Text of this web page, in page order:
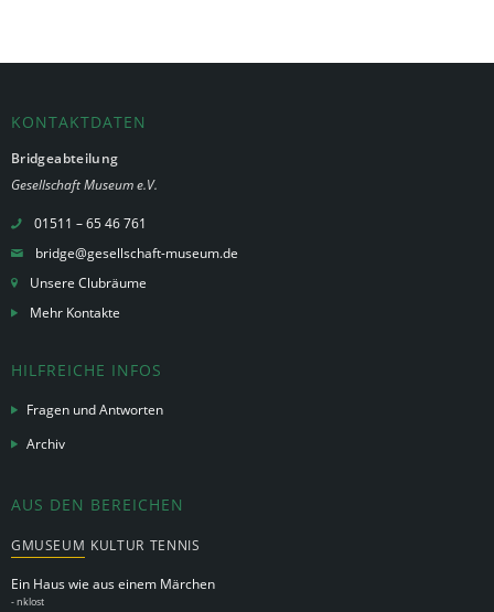
KONTAKTDATEN
Bridgeabteilung
Gesellschaft Museum e.V.
01511 – 65 46 761
bridge@gesellschaft-museum.de
Unsere Clubräume
Mehr Kontakte
HILFREICHE INFOS
Fragen und Antworten
Archiv
AUS DEN BEREICHEN
GMUSEUM KULTUR TENNIS
Ein Haus wie aus einem Märchen
-nklost